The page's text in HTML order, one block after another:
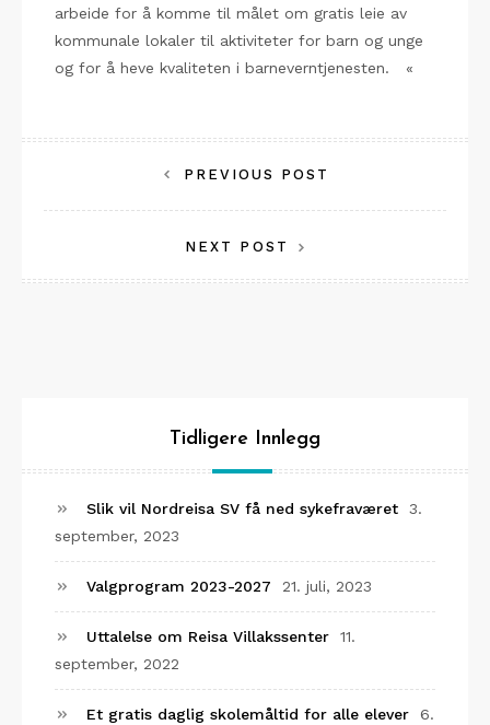
arbeide for å komme til målet om gratis leie av
kommunale lokaler til aktiviteter for barn og unge
og for å heve kvaliteten i barneverntjenesten.
«
Innleggsnavigasjon
PREVIOUS POST
NEXT POST
Tidligere Innlegg
Slik vil Nordreisa SV få ned sykefraværet
3.
september, 2023
Valgprogram 2023-2027 21. juli, 2023
Uttalelse om Reisa Villakssenter
11.
september, 2022
Et gratis daglig skolemåltid for alle elever
6.